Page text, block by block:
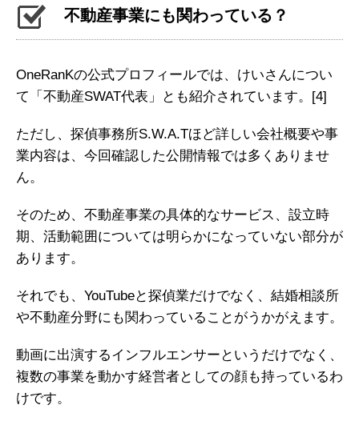
不動産事業にも関わっている？
OneRanKの公式プロフィールでは、けいさんについ
て「不動産SWAT代表」とも紹介されています。 [4]
ただし、探偵事務所S.W.A.Tほど詳しい会社概要や事
業内容は、今回確認した公開情報では多くありませ
ん。
そのため、不動産事業の具体的なサービス、設立時
期、活動範囲については明らかになっていない部分が
あります。
それでも、YouTubeと探偵業だけでなく、結婚相談所
や不動産分野にも関わっていることがうかがえます。
動画に出演するインフルエンサーというだけでなく、
複数の事業を動かす経営者としての顔も持っているわ
けです。